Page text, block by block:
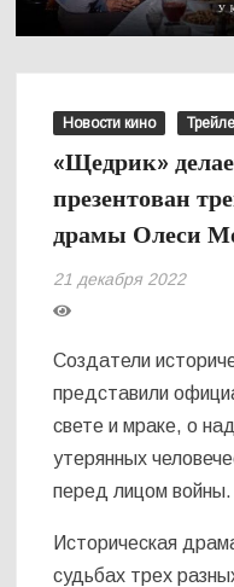
Новости кино
«Щедрик»
презентован
драмы Олеси
21 декабря 2022
Создатели
представили
свете и мраке, о
утерянных
перед лицом войны.
Историческая
судьбах трех